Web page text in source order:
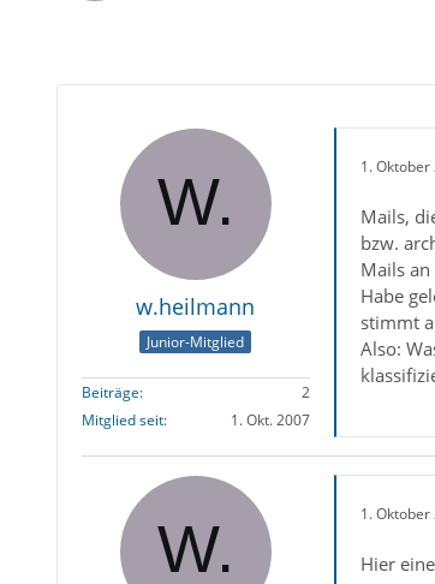
w.heilmann
Junior-Mitglied
Beiträge
2
Mitglied seit
1. Okt. 2007
1. Oktober
Mails,
bzw.
Mails
Habe
stimmt
Also:
1.
Hier